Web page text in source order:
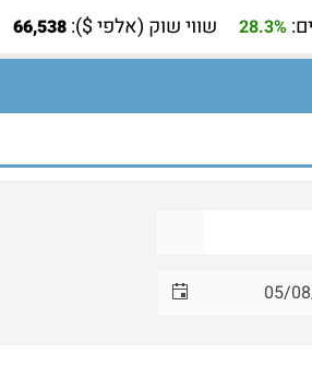
28.3% שווי שוק (אלפי $): 66,538